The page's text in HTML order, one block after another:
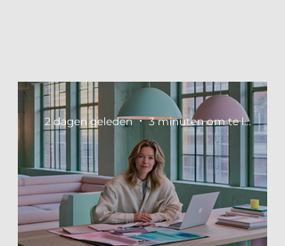
2 dagen geleden 3 minuten om te lezen